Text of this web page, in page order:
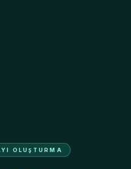
OLUŞTURMA